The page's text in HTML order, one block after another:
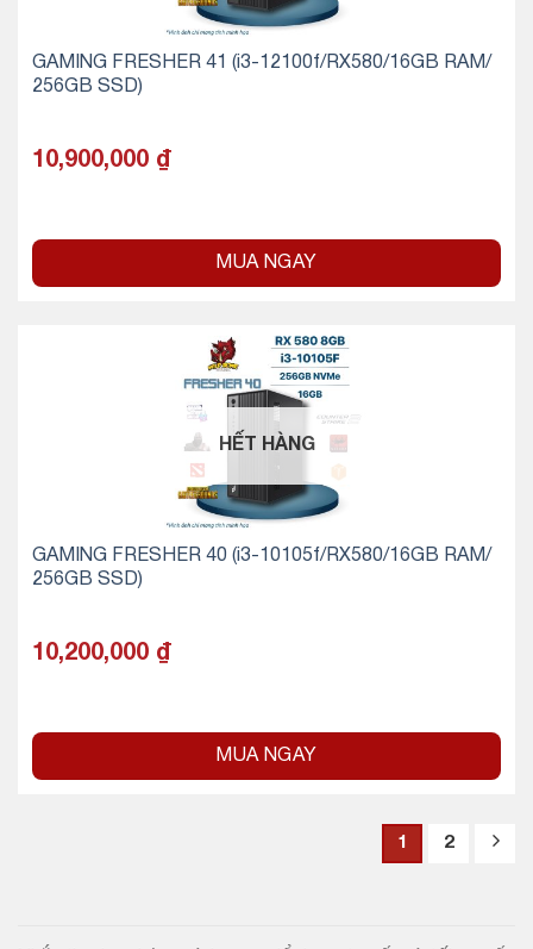
GAMING FRESHER 41 (i3-12100f/RX580/16GB RAM/
256GB SSD)
10,900,000 ₫
MUA NGAY
HẾT HÀNG
GAMING FRESHER 40 (i3-10105f/RX580/16GB RAM/
256GB SSD)
10,200,000 ₫
MUA NGAY
1 2